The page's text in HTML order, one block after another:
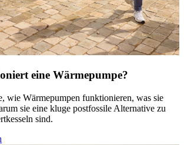
eine Wärmepumpe?
wie Wärmepumpen funktionieren, was sie
sie eine kluge postfossile Alternative zu
sind.